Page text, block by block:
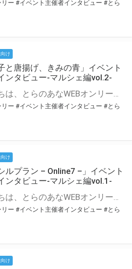
リー #イベント主催者インタビュー #とら
け
と唐揚げ、きみの青」イベント
ンタビュー-マルシェ編vol.2-
こんにちは、とらのあなWEBオンリー運営スタッフです。 新たにお届けする、イベント主催者インタビュー-マルシェ編-は、 とらのあなWEBオンリー「マルシェ」をご利用の主催様に 「マルシェ」を使ってイベントを開催した感想や心がけをお聞きする企画です。 今回は、WEBオンリー初開催「駄菓子と唐揚げ、きみの青」より、 主催のぎこ六屋様にお話を伺いました。 協力：ぎこ六屋様／イベント公式Twitter（@krkgwks） とらのあなWEBオンリー「マルシェ」とは？ WEBオンリーでリアルタイムでコミュニケーションがとれるオンライン会場です。
リー #イベント主催者インタビュー #とら
け
ルプラン – Online7 –」イベント
ンタビュー-マルシェ編vol.1-
こんにちは、とらのあなWEBオンリー運営スタッフです。 新たにお届けする、イベント主催者インタビュー-マルシェ編-は、 とらのあなWEBオンリー「マルシェ」をご利用した主催様に 「マルシェ」を使って開催した感想や心がけをお聞きする企画です。 今回は、WEBオンリー開催7回目迎えた「マレシルプラン – Online7 –」より、 主催の玉川うた様にお話を伺いました。 ▼マレシルプランのインタビュー前回記事 「イベント主催者インタビュー vol.6」はこちら 協力：玉川うた様（マレシルプラン実行委員会 代表）／イベント公式Twitter（@mallesil_plan） とらのあなWEBオンリー「マルシェ」とは？ WEBオンリーでリアルタイムでコミュニケーションがとれるオンライン会場です。
リー #イベント主催者インタビュー #とら
け